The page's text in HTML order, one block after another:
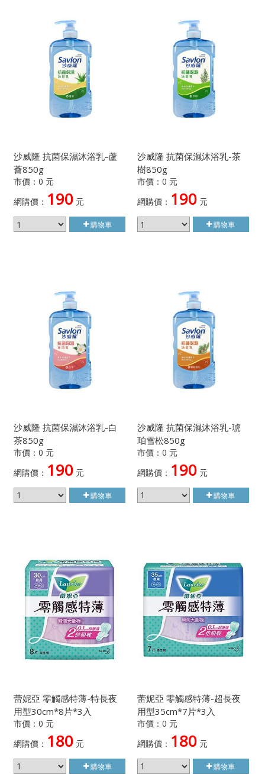
沙威隆 抗菌保濕沐浴乳-蘆
薈850g
市價：0 元
網購價： 190 元
購物車
沙威隆 抗菌保濕沐浴乳-茶
樹850g
市價：0 元
網購價： 190元
購物車
沙威隆 抗菌保濕沐浴乳-白
茶850g
市價：0 元
網購價： 190 元
購物車
沙威隆 抗菌保濕沐浴乳-琥
珀雪松850g
市價：0 元
網購價： 190元
購物車
蕾妮亞 零觸感特薄-特長夜
用型30cm*8片*3入
市價：0 元
網購價： 180 元
購物車
蕾妮亞 零觸感特薄-超長夜
用型35cm*7片*3入
市價：0 元
網購價： 180元
購物車